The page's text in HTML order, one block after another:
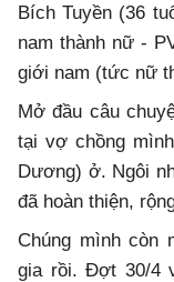
Bích Tuyền (36
nam thành nữ -
giới nam (tức nữ
Mở đầu câu
tại vợ chồng
Dương) ở. Ngôi
đã hoàn thiện,
Chúng mình còn
gia rồi. Đợt 30/4